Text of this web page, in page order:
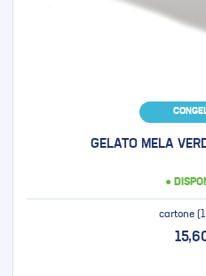
GELATO MELA
●
cartone